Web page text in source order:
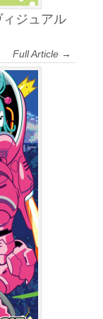
ジュアル
Full Article →